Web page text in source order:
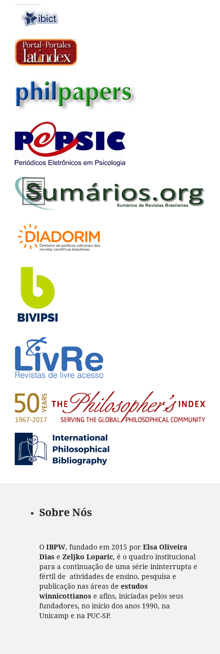
Sobre Nós
O IBPW, fundado em 2015 por Elsa Oliveira
Diase Zeljko Loparic, é o quadro institucional
para a continuação de uma série ininterrupta e
fértil de atividades de ensino, pesquisa e
publicação nas áreas de estudos
winnicottianose afins, iniciadas pelos seus
fundadores, no início dos anos 1990, na
Unicamp e na PUC-SP.